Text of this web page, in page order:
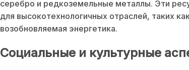
серебро и редкоземельные металлы. Эти
для высокотехнологичных отраслей, таких
возобновляемая энергетика.
Социальные и культурные